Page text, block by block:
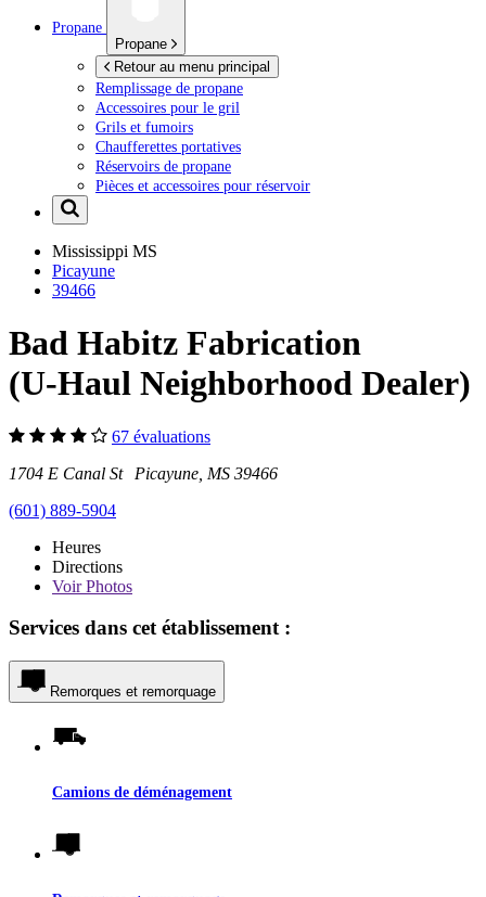
Propane
Propane
Retour au menu principal
Remplissage de propane
Accessoires pour le gril
Grils et fumoirs
Chaufferettes portatives
Réservoirs de propane
Pièces et accessoires pour réservoir
Mississippi MS
Picayune
39466
Bad Habitz Fabrication
(U-Haul Neighborhood Dealer)
67 évaluations
1704 E Canal St Picayune, MS 39466
(601) 889-5904
Heures
Directions
VoirPhotos
Services dans cet établissement :
Remorques et remorquage
Camions de déménagement